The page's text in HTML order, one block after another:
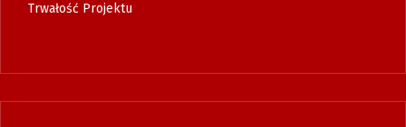
Trwałość Projektu